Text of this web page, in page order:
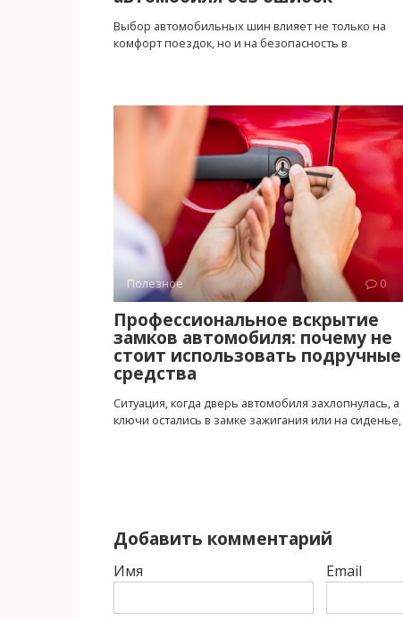
Выбор автомобильных шин влияет не только на
комфорт поездок, но и на безопасность в
Полезное 0
Профессиональное вскрытие
замков автомобиля: почему не
стоит использовать подручные
средства
Ситуация, когда дверь автомобиля захлопнулась, а
ключи остались в замке зажигания или на сиденье,
Добавить комментарий
Имя Email